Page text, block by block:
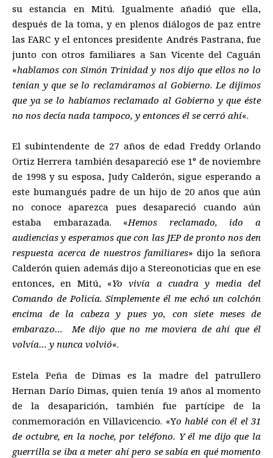
su estancia en Mitú. Igualmente añadió que ella,
después de la toma, y en plenos diálogos de paz entre
las FARC y el entonces presidente Andrés Pastrana, fue
junto con otros familiares a San Vicente del Caguán
«hablamos con Simón Trinidad y nos dijo que ellos no lo
tenían y que se lo reclamáramos al Gobierno. Le dijimos
que ya se lo habíamos reclamado al Gobierno y que éste
no nos decía nada tampoco, y entonces él se cerró ahí«.
El subintendente de 27 años de edad Freddy Orlando
Ortiz Herrera también desapareció ese 1° de noviembre
de 1998 y su esposa, Judy Calderón, sigue esperando a
este bumangués padre de un hijo de 20 años que aún
no conoce aparezca pues desapareció cuando aún
estaba embarazada. «Hemos reclamado, ido a
audiencias y esperamos que con las JEP de pronto nos den
respuesta acerca de nuestros familiares» dijo la señora
Calderón quien además dijo a Stereonoticias que en ese
entonces, en Mitú, «Yo vivía a cuadra y media del
Comando de Policía. Simplemente él me echó un colchón
encima de la cabeza y pues yo, con siete meses de
embarazo… Me dijo que no me moviera de ahí que él
volvía… y nunca volvió«.
Estela Peña de Dimas es la madre del patrullero
Hernan Darío Dimas, quien tenía 19 años al momento
de la desaparición, también fue partícipe de la
conmemoración en Villavicencio. «Yo hablé con él el 31
de octubre, en la noche, por teléfono. Y él me dijo que la
guerrilla se iba a meter ahí pero se sabía en qué momento